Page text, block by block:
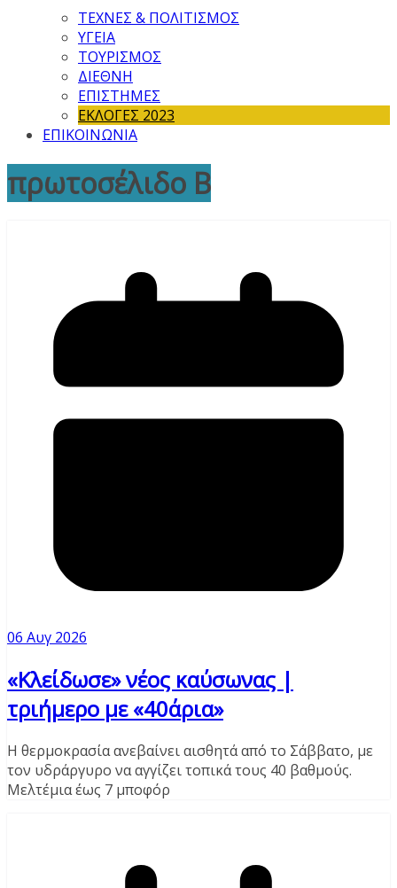
ΤΕΧΝΕΣ & ΠΟΛΙΤΙΣΜΟΣ
ΥΓΕΙΑ
ΤΟΥΡΙΣΜΟΣ
ΔΙΕΘΝΗ
ΕΠΙΣΤΗΜΕΣ
ΕΚΛΟΓΕΣ 2023
ΕΠΙΚΟΙΝΩΝΙΑ
πρωτοσέλιδο Β
06 Αυγ 2026
«Κλείδωσε» νέος καύσωνας |
τριήμερο με «40άρια»
Η θερμοκρασία ανεβαίνει αισθητά από το Σάββατο, με
τον υδράργυρο να αγγίζει τοπικά τους 40 βαθμούς.
Μελτέμια έως 7 μποφόρ